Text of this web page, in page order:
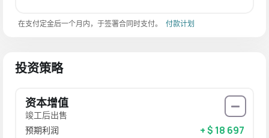
在支付定金后一个月内，于签署合同时支付。 付款计划
投资策略
资本增值
竣工后出售
预期利润
+ $ 18 697